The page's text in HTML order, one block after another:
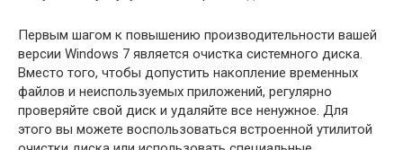
Первым шагом к повышению производительности вашей
версии Windows 7 является очистка системного диска.
Вместо того, чтобы допустить накопление временных
файлов и неиспользуемых приложений, регулярно
проверяйте свой диск и удаляйте все ненужное. Для
этого вы можете воспользоваться встроенной утилитой